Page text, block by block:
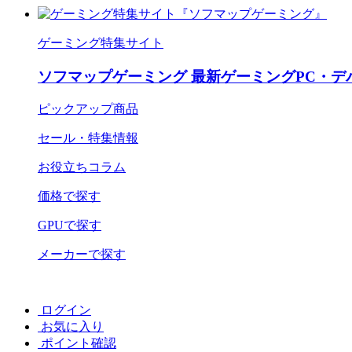
ゲーミング特集サイト
ソフマップゲーミング 最新ゲーミングPC・デ
ピックアップ商品
セール・特集情報
お役立ちコラム
価格で探す
GPUで探す
メーカーで探す
ログイン
お気に入り
ポイント確認